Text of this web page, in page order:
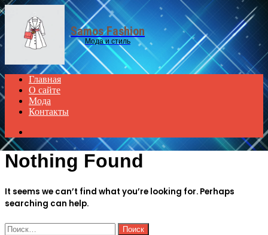
Menu
Samos Fashion
Мода и стиль
Главная
О сайте
Мода
Контакты
Nothing Found
It seems we can’t find what you’re looking for. Perhaps
searching can help.
Найти: